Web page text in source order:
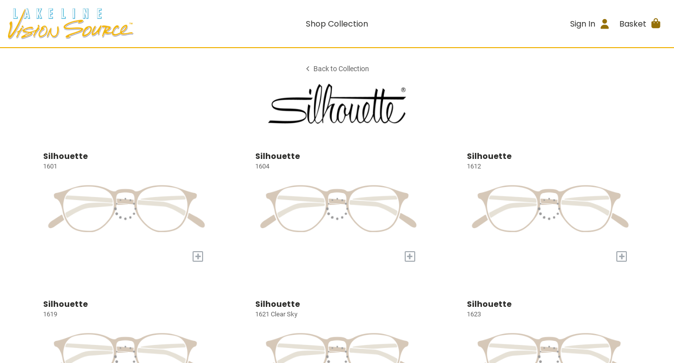
Shop Collection Sign In Basket
Back to Collection
Silhouette
1601
+
Silhouette
1604
+
Silhouette
1612
+
Silhouette
1619
Silhouette
1621 Clear Sky
Silhouette
1623